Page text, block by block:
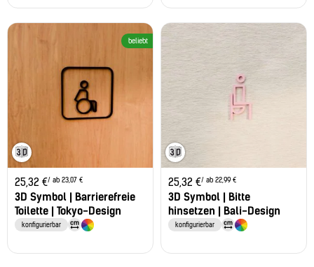
beliebt
25,32 €/ ab 23,07 €
3D Symbol | Barrierefreie
Toilette | Tokyo-Design
konfigurierbar
25,32 €/ ab 22,99 €
3D Symbol | Bitte
hinsetzen | Bali-Design
konfigurierbar